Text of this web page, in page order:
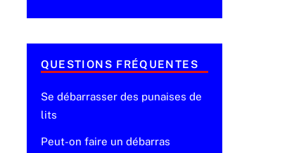
QUESTIONS FRÉQUENTES
Se débarrasser des punaises de
lits
Peut-on faire un débarras